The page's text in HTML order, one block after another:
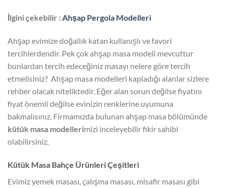
İlgini çekebilir :Ahşap Pergola Modelleri
Ahşap evimize doğallık katan kullanışlı ve favori
tercihlerdendir. Pek çok ahşap masa modeli mevcuttur
bunlardan tercih edeceğiniz masayı nelere göre tercih
etmelisiniz? Ahşap masa modelleri kapladığı alanlar sizlere
rehber olacak niteliktedir. Eğer alan sorun değilse fiyatını
fiyat önemli değilse evinizin renklerine uyumuna
bakmalısınız. Firmamızda bulunan ahşap masa bölümünde
kütük masa modellerimizi inceleyebilir fikir sahibi
olabilirsiniz.
Kütük Masa Bahçe Ürünleri Çeşitleri
Evimiz yemek masası, çalışma masası, misafir masası gibi